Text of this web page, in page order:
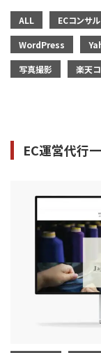
ALL ECコンサル
WordPress
写真撮影 楽天
EC運営代行